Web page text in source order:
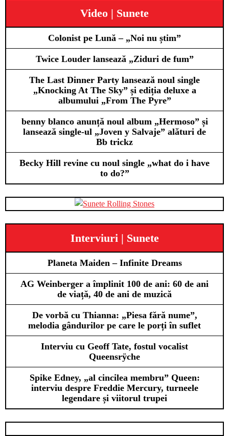
Video | Sunete
Colonist pe Lună – „Noi nu știm”
Twice Louder lansează „Ziduri de fum”
The Last Dinner Party lansează noul single
„Knocking At The Sky” și ediția deluxe a
albumului „From The Pyre”
benny blanco anunță noul album „Hermoso” și
lansează single-ul „Joven y Salvaje” alături de
Bb trickz
Becky Hill revine cu noul single „what do i have
to do?”
Interviuri | Sunete
Planeta Maiden – Infinite Dreams
AG Weinberger a împlinit 100 de ani: 60 de ani
de viață, 40 de ani de muzică
De vorbă cu Thianna: „Piesa fără nume”,
melodia gândurilor pe care le porți în suflet
Interviu cu Geoff Tate, fostul vocalist
Queensrÿche
Spike Edney, „al cincilea membru” Queen:
interviu despre Freddie Mercury, turneele
legendare și viitorul trupei